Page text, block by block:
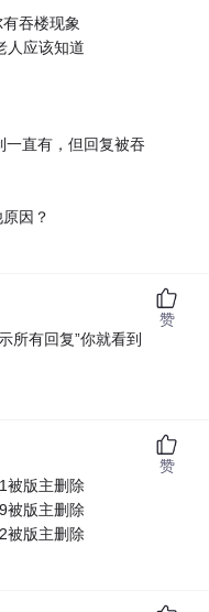
吞楼现象
人应该知道
一直有，但回复被吞
因？
所有回复”你就看到
赞
被版主删除
被版主删除
被版主删除
赞